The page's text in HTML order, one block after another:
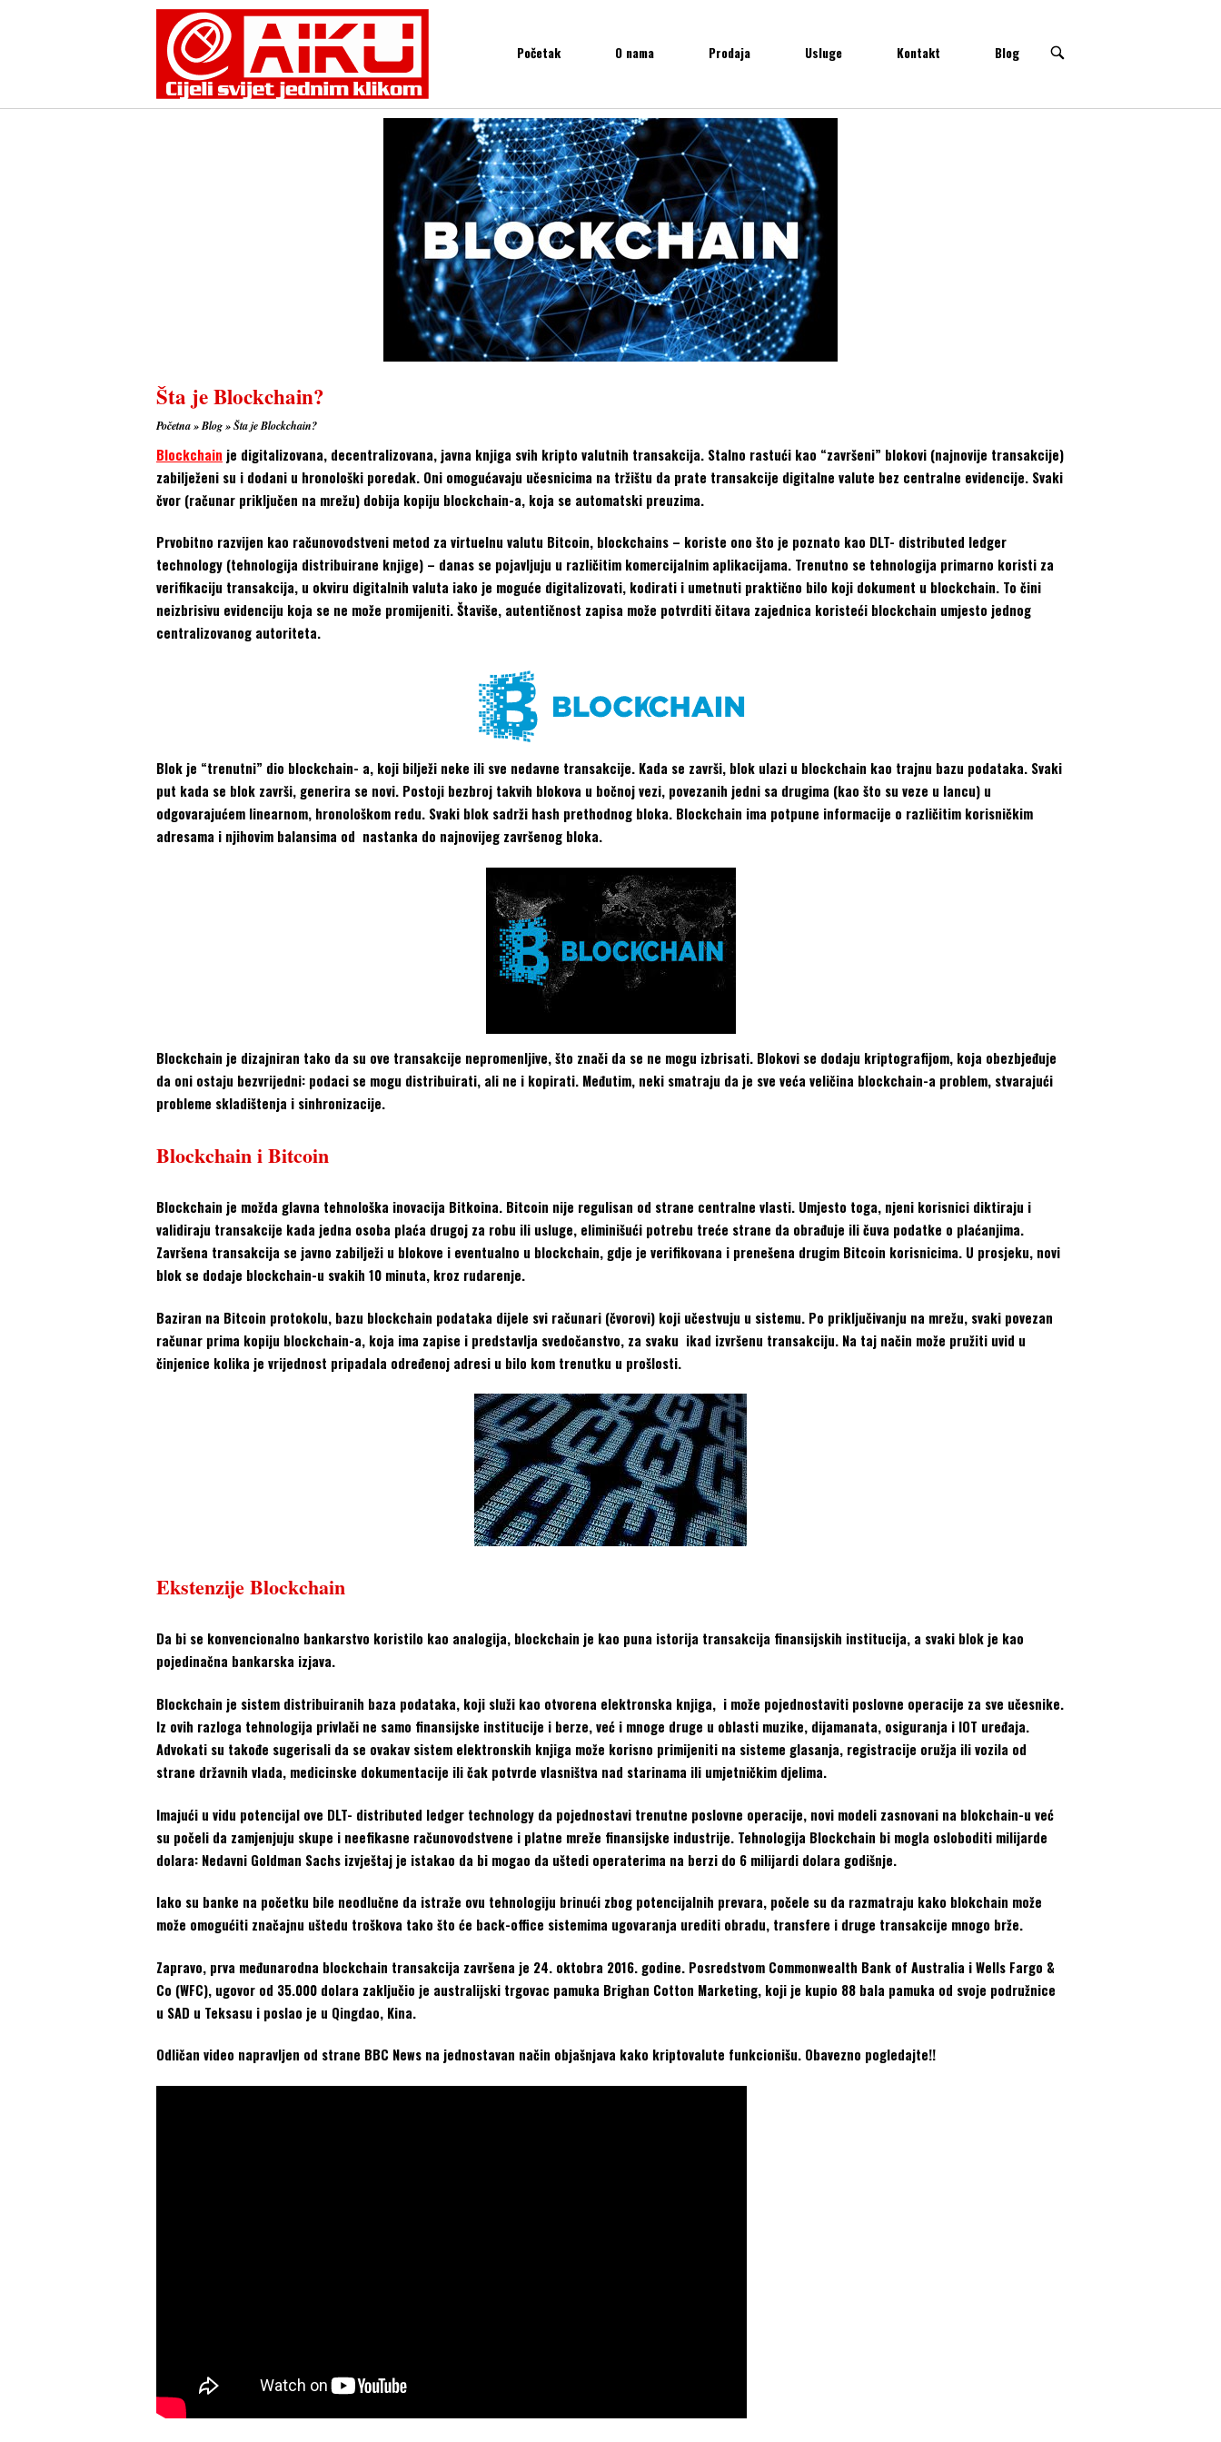
Početak O nama Prodaja Usluge Kontakt Blog
OPEN
Šta je Blockchain?
Početna»Blog»Šta je Blockchain?
Blockchain je digitalizovana, decentralizovana, javna knjiga svih kripto valutnih transakcija. Stalno rastući kao “završeni” blokovi (najnovije transakcije)
zabilježeni su i dodani u hronološki poredak. Oni omogućavaju učesnicima na tržištu da prate transakcije digitalne valute bez centralne evidencije. Svaki
čvor (računar priključen na mrežu) dobija kopiju blockchain-a, koja se automatski preuzima.
Prvobitno razvijen kao računovodstveni metod za virtuelnu valutu Bitcoin, blockchains – koriste ono što je poznato kao DLT- distributed ledger
technology (tehnologija distribuirane knjige) – danas se pojavljuju u različitim komercijalnim aplikacijama. Trenutno se tehnologija primarno koristi za
verifikaciju transakcija, u okviru digitalnih valuta iako je moguće digitalizovati, kodirati i umetnuti praktično bilo koji dokument u blockchain. To čini
neizbrisivu evidenciju koja se ne može promijeniti. Štaviše, autentičnost zapisa može potvrditi čitava zajednica koristeći blockchain umjesto jednog
centralizovanog autoriteta.
Blok je “trenutni” dio blockchain- a, koji bilježi neke ili sve nedavne transakcije. Kada se završi, blok ulazi u blockchain kao trajnu bazu podataka. Svaki
put kada se blok završi, generira se novi. Postoji bezbroj takvih blokova u bočnoj vezi, povezanih jedni sa drugima (kao što su veze u lancu) u
odgovarajućem linearnom, hronološkom redu. Svaki blok sadrži hash prethodnog bloka. Blockchain ima potpune informacije o različitim korisničkim
adresama i njihovim balansima od nastanka do najnovijeg završenog bloka.
Blockchain je dizajniran tako da su ove transakcije nepromenljive, što znači da se ne mogu izbrisati. Blokovi se dodaju kriptografijom, koja obezbjeđuje
da oni ostaju bezvrijedni: podaci se mogu distribuirati, ali ne i kopirati. Međutim, neki smatraju da je sve veća veličina blockchain-a problem, stvarajući
probleme skladištenja i sinhronizacije.
Blockchain i Bitcoin
Blockchain je možda glavna tehnološka inovacija Bitkoina. Bitcoin nije regulisan od strane centralne vlasti. Umjesto toga, njeni korisnici diktiraju i
validiraju transakcije kada jedna osoba plaća drugoj za robu ili usluge, eliminišući potrebu treće strane da obrađuje ili čuva podatke o plaćanjima.
Završena transakcija se javno zabilježi u blokove i eventualno u blockchain, gdje je verifikovana i prenešena drugim Bitcoin korisnicima. U prosjeku, novi
blok se dodaje blockchain-u svakih 10 minuta, kroz rudarenje.
Baziran na Bitcoin protokolu, bazu blockchain podataka dijele svi računari (čvorovi) koji učestvuju u sistemu. Po priključivanju na mrežu, svaki povezan
računar prima kopiju blockchain-a, koja ima zapise i predstavlja svedočanstvo, za svaku ikad izvršenu transakciju. Na taj način može pružiti uvid u
činjenice kolika je vrijednost pripadala određenoj adresi u bilo kom trenutku u prošlosti.
Ekstenzije Blockchain
Da bi se konvencionalno bankarstvo koristilo kao analogija, blockchain je kao puna istorija transakcija finansijskih institucija, a svaki blok je kao
pojedinačna bankarska izjava.
Blockchain je sistem distribuiranih baza podataka, koji služi kao otvorena elektronska knjiga, i može pojednostaviti poslovne operacije za sve učesnike.
Iz ovih razloga tehnologija privlači ne samo finansijske institucije i berze, već i mnoge druge u oblasti muzike, dijamanata, osiguranja i IOT uređaja.
Advokati su takođe sugerisali da se ovakav sistem elektronskih knjiga može korisno primijeniti na sisteme glasanja, registracije oružja ili vozila od
strane državnih vlada, medicinske dokumentacije ili čak potvrde vlasništva nad starinama ili umjetničkim djelima.
Imajući u vidu potencijal ove DLT- distributed ledger technology da pojednostavi trenutne poslovne operacije, novi modeli zasnovani na blokchain-u već
su počeli da zamjenjuju skupe i neefikasne računovodstvene i platne mreže finansijske industrije. Tehnologija Blockchain bi mogla osloboditi milijarde
dolara: Nedavni Goldman Sachs izvještaj je istakao da bi mogao da uštedi operaterima na berzi do 6 milijardi dolara godišnje.
Iako su banke na početku bile neodlučne da istraže ovu tehnologiju brinući zbog potencijalnih prevara, počele su da razmatraju kako blokchain može
može omogućiti značajnu uštedu troškova tako što će back-office sistemima ugovaranja urediti obradu, transfere i druge transakcije mnogo brže.
Zapravo, prva međunarodna blockchain transakcija završena je 24. oktobra 2016. godine. Posredstvom Commonwealth Bank of Australia i Wells Fargo &
Co (WFC), ugovor od 35.000 dolara zaključio je australijski trgovac pamuka Brighan Cotton Marketing, koji je kupio 88 bala pamuka od svoje podružnice
u SAD u Teksasu i poslao je u Qingdao, Kina.
Odličan video napravljen od strane BBC News na jednostavan način objašnjava kako kriptovalute funkcionišu. Obavezno pogledajte!!